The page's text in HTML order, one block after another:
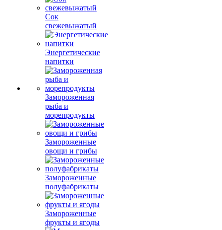
Сок
свежевыжатый
Энергетические
напитки
Замороженная
рыба и
морепродукты
Замороженные
овощи и грибы
Замороженные
полуфабрикаты
Замороженные
фрукты и ягоды